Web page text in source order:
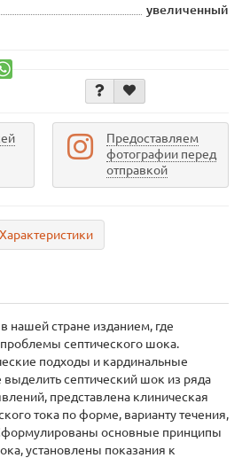
увеличенный
Предоставляем
фотографии перед
отправкой
Характеристики
нашей стране изданием, где
септического шока.
подходы и кардинальные
септический шок из ряда
представлена клиническая
тока по форме, варианту течения,
основные принципы
установлены показания к